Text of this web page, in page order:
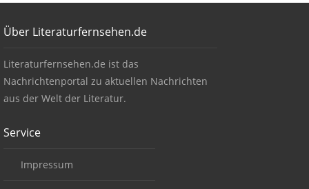
Über Literaturfernsehen.de
Über Literaturfernsehen.de
Literaturfernsehen.de ist das
Nachrichtenportal zu aktuellen Nachrichten
aus der Welt der Literatur.
Service
Impressum